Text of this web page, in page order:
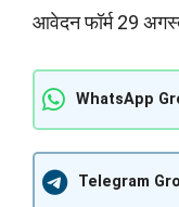
आवेदन फॉर्म 29
WhatsApp
Telegram